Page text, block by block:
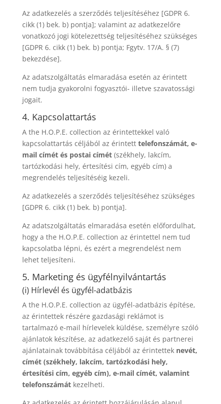
Az adatkezelés a szerződés teljesítéséhez [GDPR 6.
cikk (1) bek. b) pontja]; valamint az adatkezelőre
vonatkozó jogi kötelezettség teljesítéséhez szükséges
[GDPR 6. cikk (1) bek. b) pontja; Fgytv. 17/A. § (7)
bekezdése].
Az adatszolgáltatás elmaradása esetén az érintett
nem tudja gyakorolni fogyasztói- illetve szavatossági
jogait.
4. Kapcsolattartás
A the H.O.P.E. collection az érintettekkel való
kapcsolattartás céljából az érintett telefonszámát, e-
mail címét és postai címét(székhely, lakcím,
tartózkodási hely, értesítési cím, egyéb cím) a
megrendelés teljesítéséig kezeli.
Az adatkezelés a szerződés teljesítéséhez szükséges
[GDPR 6. cikk (1) bek. b) pontja].
Az adatszolgáltatás elmaradása esetén előfordulhat,
hogy a the H.O.P.E. collection az érintettel nem tud
kapcsolatba lépni, és ezért a megrendelést nem
lehet teljesíteni.
5. Marketing és ügyfélnyilvántartás
(i) Hírlevél és ügyfél-adatbázis
A the H.O.P.E. collection az ügyfél-adatbázis építése,
az érintettek részére gazdasági reklámot is
tartalmazó e-mail hírlevelek küldése, személyre szóló
ajánlatok készítése, az adatkezelő saját és partnerei
ajánlatainak továbbítása céljából az érintettek nevét,
címét (székhely, lakcím, tartózkodási hely,
értesítési cím, egyéb cím), e-mail címét, valamint
telefonszámátkezelheti.